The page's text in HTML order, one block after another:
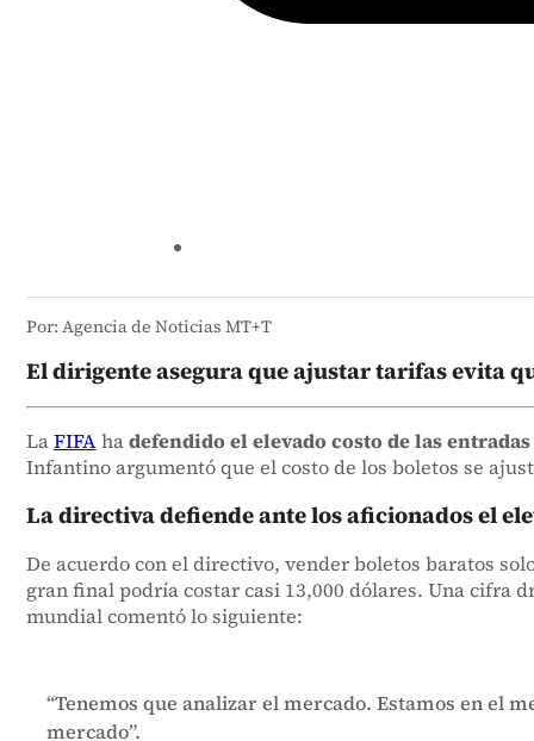
Por: Agencia de Noticias MT+T
El dirigente asegura que ajustar tarifas evita
LaFIFAhadefendido el elevado costo de las
Infantino argumentó que el costo de los boletos se
La directiva defiende ante los aficionados el
De acuerdo con el directivo, vender boletos baratos
gran final podría costar casi 13,000 dólares. Una cifra
mundial comentó lo siguiente:
“Tenemos que analizar el mercado. Estamos en el
mercado”.